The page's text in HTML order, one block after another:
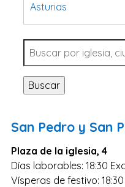
Asturias
Tarragona
Navarra
Valladolid
Sevilla
Santa Cruz de
Cantabria
Islas Baleares
Buscar
San Pedro y San
Plaza de la iglesia, 4
Días laborables: 18:30
Vísperas de festivo: 18:30